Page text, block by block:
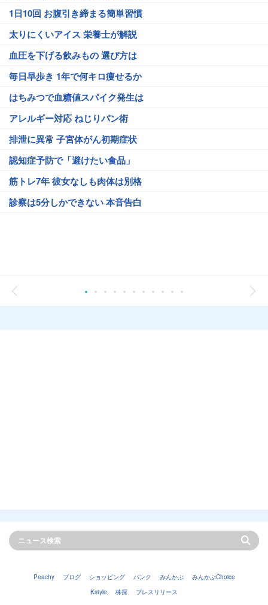
1日10回 お腹引き締まる簡単習慣
太りにくいアイス 栄養士が解説
血圧を下げる飲みもの 選び方は
毎日早歩き 1年で何キロ痩せるか
はちみつで血糖値スパイク発生は
アレルギー対応 ねじりパン術
排泄に異常 子宮体がん初期症状
認知症予防で「避けたい食品」
筋トレ7年 彼女なしも肉体は別格
診察は5分しかできない 本音告白
Peachy ブログ ショッピング バンク みんかぶ
みんかぶChoice
Kstyle
株探 プレスリリース